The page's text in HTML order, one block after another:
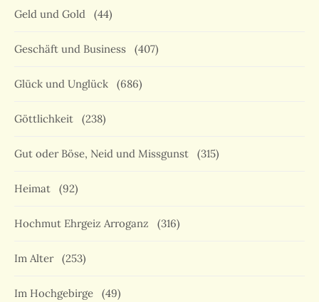
Geld und Gold (44)
Geschäft und Business (407)
Glück und Unglück (686)
Göttlichkeit (238)
Gut oder Böse, Neid und Missgunst (315)
Heimat (92)
Hochmut Ehrgeiz Arroganz (316)
Im Alter (253)
Im Hochgebirge (49)